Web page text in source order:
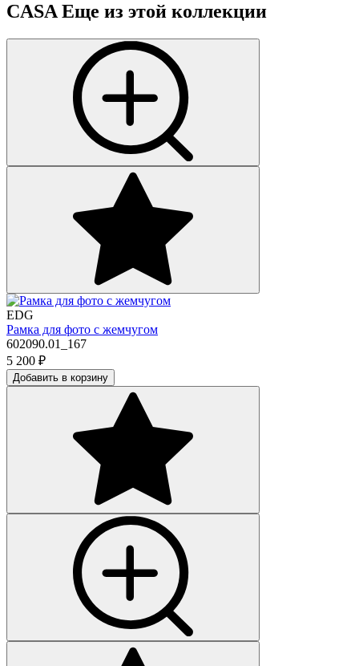
CASA Еще из этой коллекции
EDG
Рамка для фото с жемчугом
602090.01_167
5 200 ₽
Добавить в корзину